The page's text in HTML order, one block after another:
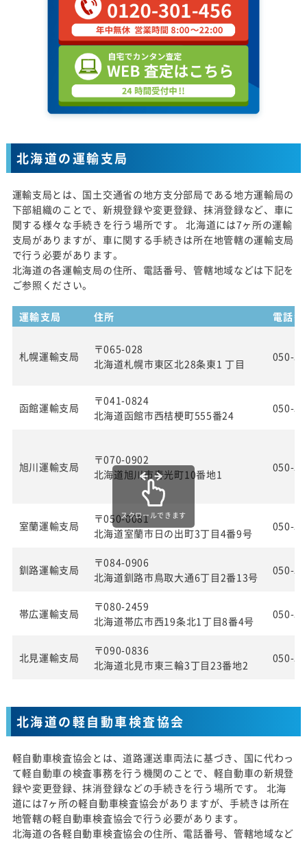
北海道の運輸支局
運輸支局とは、国土交通省の地方支分部局である地方運輸局の
下部組織のことで、新規登録や変更登録、抹消登録など、車に
関する様々な手続きを行う場所です。 北海道には7ヶ所の運輸
支局がありますが、車に関する手続きは所在地管轄の運輸支局
で行う必要があります。
北海道の各運輸支局の住所、電話番号、管轄地域などは下記を
ご参照ください。
運輸支局 住所 電話
札幌運輸支局
〒065-028
北海道札幌市東区北28条東1 丁目
050-
函館運輸支局
〒041-0824
北海道函館市西桔梗町555番24
050-
旭川運輸支局
〒070-0902
北海道旭川市春光町10番地1
050-
室蘭運輸支局
〒050-0081
北海道室蘭市日の出町3丁目4番9号
050-
釧路運輸支局
〒084-0906
北海道釧路市鳥取大通6丁目2番13号
050-
帯広運輸支局
〒080-2459
北海道帯広市西19条北1丁目8番4号
050-
北見運輸支局
〒090-0836
北海道北見市東三輪3丁目23番地2
050-
スクロールできます
北海道の軽自動車検査協会
軽自動車検査協会とは、道路運送車両法に基づき、国に代わっ
て軽自動車の検査事務を行う機関のことで、軽自動車の新規登
録や変更登録、抹消登録などの手続きを行う場所です。 北海
道には7ヶ所の軽自動車検査協会がありますが、手続きは所在
地管轄の軽自動車検査協会で行う必要があります。
北海道の各軽自動車検査協会の住所、電話番号、管轄地域など